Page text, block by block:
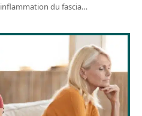
du fascia…